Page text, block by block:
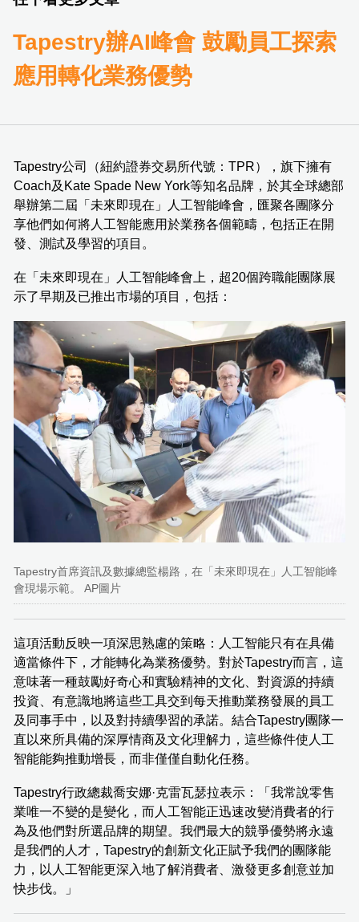
Tapestry辦AI峰會 鼓勵員工探索
應用轉化業務優勢
Tapestry公司（紐約證券交易所代號：TPR），旗下擁有
Coach及Kate Spade New York等知名品牌，於其全球總部
舉辦第二屆「未來即現在」人工智能峰會，匯聚各團隊分
享他們如何將人工智能應用於業務各個範疇，包括正在開
發、測試及學習的項目。
在「未來即現在」人工智能峰會上，超20個跨職能團隊展
示了早期及已推出市場的項目，包括：
Tapestry首席資訊及數據總監楊路，在「未來即現在」人工智能峰
會現場示範。 AP圖片
這項活動反映一項深思熟慮的策略：人工智能只有在具備
適當條件下，才能轉化為業務優勢。對於Tapestry而言，這
意味著一種鼓勵好奇心和實驗精神的文化、對資源的持續
投資、有意識地將這些工具交到每天推動業務發展的員工
及同事手中，以及對持續學習的承諾。結合Tapestry團隊一
直以來所具備的深厚情商及文化理解力，這些條件使人工
智能能夠推動增長，而非僅僅自動化任務。
Tapestry行政總裁喬安娜·克雷瓦瑟拉表示：「我常說零售
業唯一不變的是變化，而人工智能正迅速改變消費者的行
為及他們對所選品牌的期望。我們最大的競爭優勢將永遠
是我們的人才，Tapestry的創新文化正賦予我們的團隊能
力，以人工智能更深入地了解消費者、激發更多創意並加
快步伐。」